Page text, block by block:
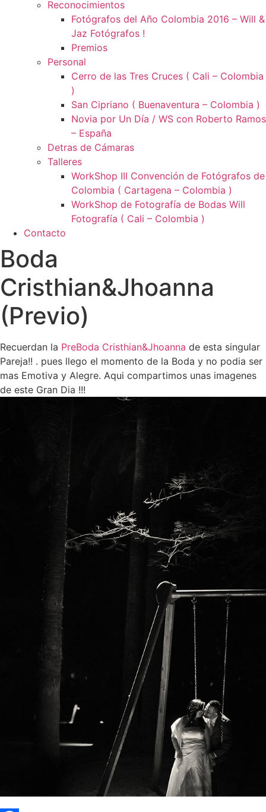
Reconocimientos
Fotógrafos del Año Colombia 2016 – Will &
Jaz Fotógrafos !
Premios
Personal
Cerro de las Tres Cruces ( Cali – Colombia
)
San Cipriano ( Buenaventura – Colombia )
Novia por Un Día / WS con Roberto Ramos
– España
Detras de Cámaras
Talleres
WorkShop III Convención de Fotógrafos de
Colombia ( Cartagena – Colombia )
WorkShop de Fotografía de Bodas Will
Fotografía ( Cali – Colombia )
Contacto
Boda
Cristhian&Jhoanna
(Previo)
Recuerdan la PreBoda Cristhian&Jhoanna de esta singular
Pareja!! . pues llego el momento de la Boda y no podia ser
mas Emotiva y Alegre. Aqui compartimos unas imagenes
de este Gran Dia !!!